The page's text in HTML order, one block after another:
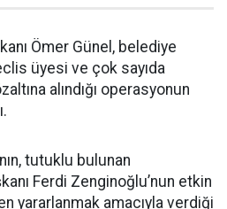
Ömer Günel, belediye
üyesi ve çok sayıda
alındığı operasyonun
tutuklu bulunan
Ferdi Zenginoğlu’nun etkin
yararlanmak amacıyla verdiği